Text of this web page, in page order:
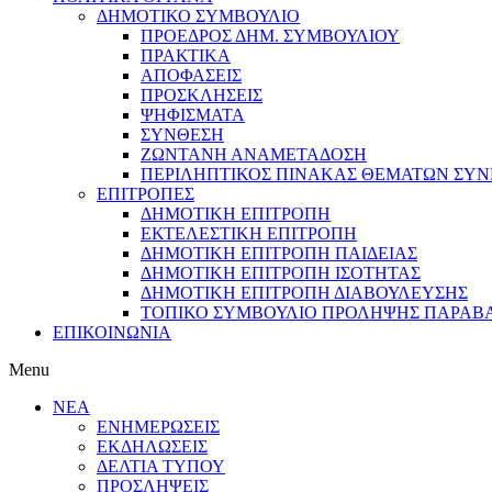
ΔΗΜΟΤΙΚΟ ΣΥΜΒΟΥΛΙΟ
ΠΡΟΕΔΡΟΣ ΔΗΜ. ΣΥΜΒΟΥΛΙΟΥ
ΠΡΑΚΤΙΚΑ
ΑΠΟΦΑΣΕΙΣ
ΠΡΟΣΚΛΗΣΕΙΣ
ΨΗΦΙΣΜΑΤΑ
ΣΥΝΘΕΣΗ
ΖΩΝΤΑΝΗ ΑΝΑΜΕΤΑΔΟΣΗ
ΠΕΡΙΛΗΠΤΙΚΟΣ ΠΙΝΑΚΑΣ ΘΕΜΑΤΩΝ
ΕΠΙΤΡΟΠΕΣ
ΔΗΜΟΤΙΚΗ ΕΠΙΤΡΟΠΗ
ΕΚΤΕΛΕΣΤΙΚΗ ΕΠΙΤΡΟΠΗ
ΔΗΜΟΤΙΚΗ ΕΠΙΤΡΟΠΗ ΠΑΙΔΕΙΑΣ
ΔΗΜΟΤΙΚΗ ΕΠΙΤΡΟΠΗ ΙΣΟΤΗΤΑΣ
ΔΗΜΟΤΙΚΗ ΕΠΙΤΡΟΠΗ ΔΙΑΒΟΥΛΕΥΣΗΣ
ΤΟΠΙΚΟ ΣΥΜΒΟΥΛΙΟ ΠΡΟΛΗΨΗΣ
ΕΠΙΚΟΙΝΩΝΙΑ
Menu
ΝΕΑ
ΕΝΗΜΕΡΩΣΕΙΣ
ΕΚΔΗΛΩΣΕΙΣ
ΔΕΛΤΙΑ ΤΥΠΟΥ
ΠΡΟΣΛΗΨΕΙΣ